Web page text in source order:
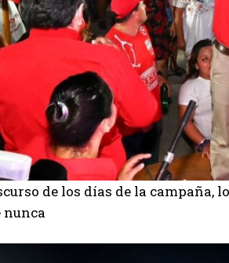
de los días de la campaña,
nunca